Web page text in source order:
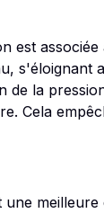
est
de la
Cela